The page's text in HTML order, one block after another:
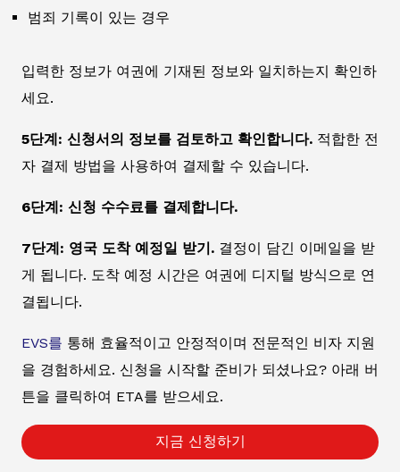
범죄 기록이 있는 경우
입력한 정보가 여권에 기재된 정보와 일치하는지 확인하
세요.
5단계: 신청서의 정보를 검토하고 확인합니다. 적합한 전
자 결제 방법을 사용하여 결제할 수 있습니다.
6단계: 신청 수수료를 결제합니다.
7단계: 영국 도착 예정일 받기. 결정이 담긴 이메일을 받
게 됩니다. 도착 예정 시간은 여권에 디지털 방식으로 연
결됩니다.
EVS를 통해 효율적이고 안정적이며 전문적인 비자 지원
을 경험하세요. 신청을 시작할 준비가 되셨나요? 아래 버
튼을 클릭하여 ETA를 받으세요.
지금 신청하기